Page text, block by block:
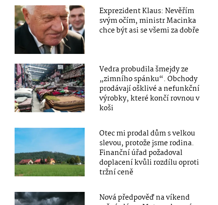
Exprezident Klaus: Nevěřím
svým očím, ministr Macinka
chce být asi se všemi za dobře
Vedra probudila šmejdy ze
„zimního spánku“. Obchody
prodávají ošklivé a nefunkční
výrobky, které končí rovnou v
koši
Otec mi prodal dům s velkou
slevou, protože jsme rodina.
Finanční úřad požadoval
doplacení kvůli rozdílu oproti
tržní ceně
Nová předpověď na víkend